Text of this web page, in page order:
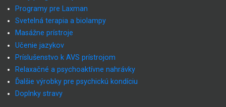
Programy pre Laxman
Svetelná terapia a biolampy
Masážne prístroje
Učenie jazykov
Príslušenstvo k AVS prístrojom
Relaxačné a psychoaktívne nahrávky
Ďalšie výrobky pre psychickú kondíciu
Doplnky stravy